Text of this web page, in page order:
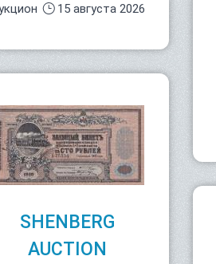
15 августа 2026
SHENBERG
AUCTION